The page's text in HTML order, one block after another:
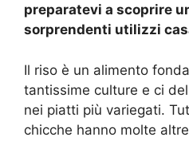
preparatevi a scoprire
sorprendenti utilizzi
Il riso è un alimento
tantissime culture e ci
nei piatti più variegati.
chicche hanno molte